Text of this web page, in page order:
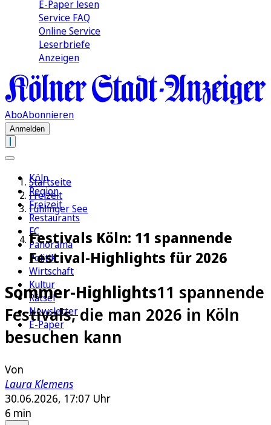
E-Paper lesen
Service FAQ
Online Service
Leserbriefe
Anzeigen
AboAbonnieren
Anmelden
Köln
Region
Freizeit
Restaurants
FC
Panorama
Politik
Wirtschaft
Kultur
Rätsel
Newsletter
E-Paper
Startseite
Freizeit
Fühlinger See
Festivals Köln: 11 spannende
Festival-Highlights für 2026
Sommer-Highlights11 spannende
Festivals, die man 2026 in Köln
besuchen kann
Von
Laura Klemens
30.06.2026, 17:07 Uhr
6 min